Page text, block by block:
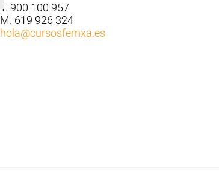
T. 900 100 957
M. 619 926 324
hola@cursosfemxa.es